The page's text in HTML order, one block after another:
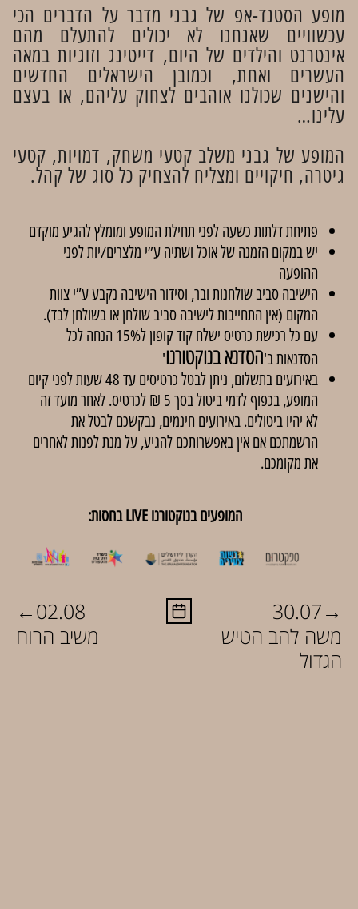
מופע הסטנד-אפ של גבני מדבר על הדברים הכי
עכשוויים שאנחנו לא יכולים להתעלם מהם
אינטרנט והילדים של היום, דייטינג וזוגיות במאה
העשרים ואחת, וכמובן הישראלים החדשים
והישנים שכולנו אוהבים לצחוק עליהם, או בעצם
עלינו…
המופע של גבני משלב קטעי משחק, דמויות, קטעי
גיטרה, חיקויים ומצליח להצחיק כל סוג של קהל.
פתיחת דלתות כשעה לפני תחילת המופע ומומלץ להגיע מוקדם
יש במקום הזמנה של אוכל ושתיה ע”י מלצרים/יות לפני
ההופעה
הישיבה סביב שולחנות ובר, וסידור הישיבה נקבע ע”י צוות
המקום (אין התחייבות לישיבה סביב שולחן או בשולחן לבד).
עם כל רכישת כרטיס ישלח קוד קופון ל15% הנחה לכל
הסדנאות ב'הסדנא בנוקטורנו'
באירועים בתשלום, ניתן לבטל כרטיסים עד 48 שעות לפני קיום
המופע, בכפוף לדמי ביטול בסך 5 ₪ לכרטיס. לאחר מועד זה
לא יהיו ביטולים. באירועים חינמים, נבקשכם לבטל את
הרשמתכם אם אין באפשרותכם להגיע, על מנת לפנות לאחרים
את מקומכם.
המופעים בנוקטורנו LIVE בחסות:
←02.08
משיב הרוח
30.07→
משה להב הטיש
הגדול